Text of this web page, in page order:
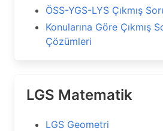
ÖSS-YGS-LYS Çıkmış
Konularına Göre Çıkmış
Çözümleri
LGS Matematik
LGS Geometri